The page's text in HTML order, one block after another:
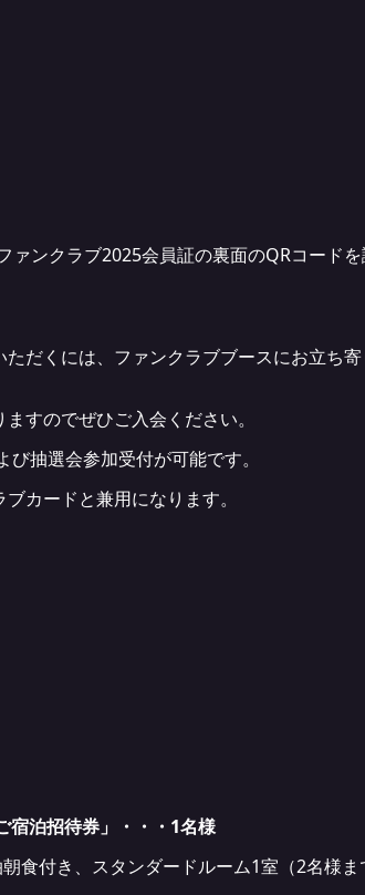
ンクラブ2025会員証の裏面のQRコードを
だくには、ファンクラブブースにお立ち
すのでぜひご入会ください。
抽選会参加受付が可能です。
カードと兼用になります。
宿泊招待券」・・・1名様
食付き、スタンダードルーム1室（2名様